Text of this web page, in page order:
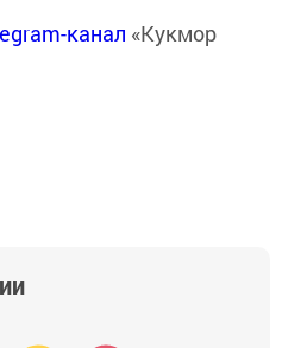
канал «Кукмор